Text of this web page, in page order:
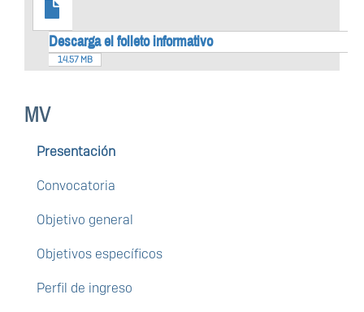
Descarga el folleto informativo
14.57 MB
MV
Presentación
Convocatoria
Objetivo general
Objetivos específicos
Perfil de ingreso